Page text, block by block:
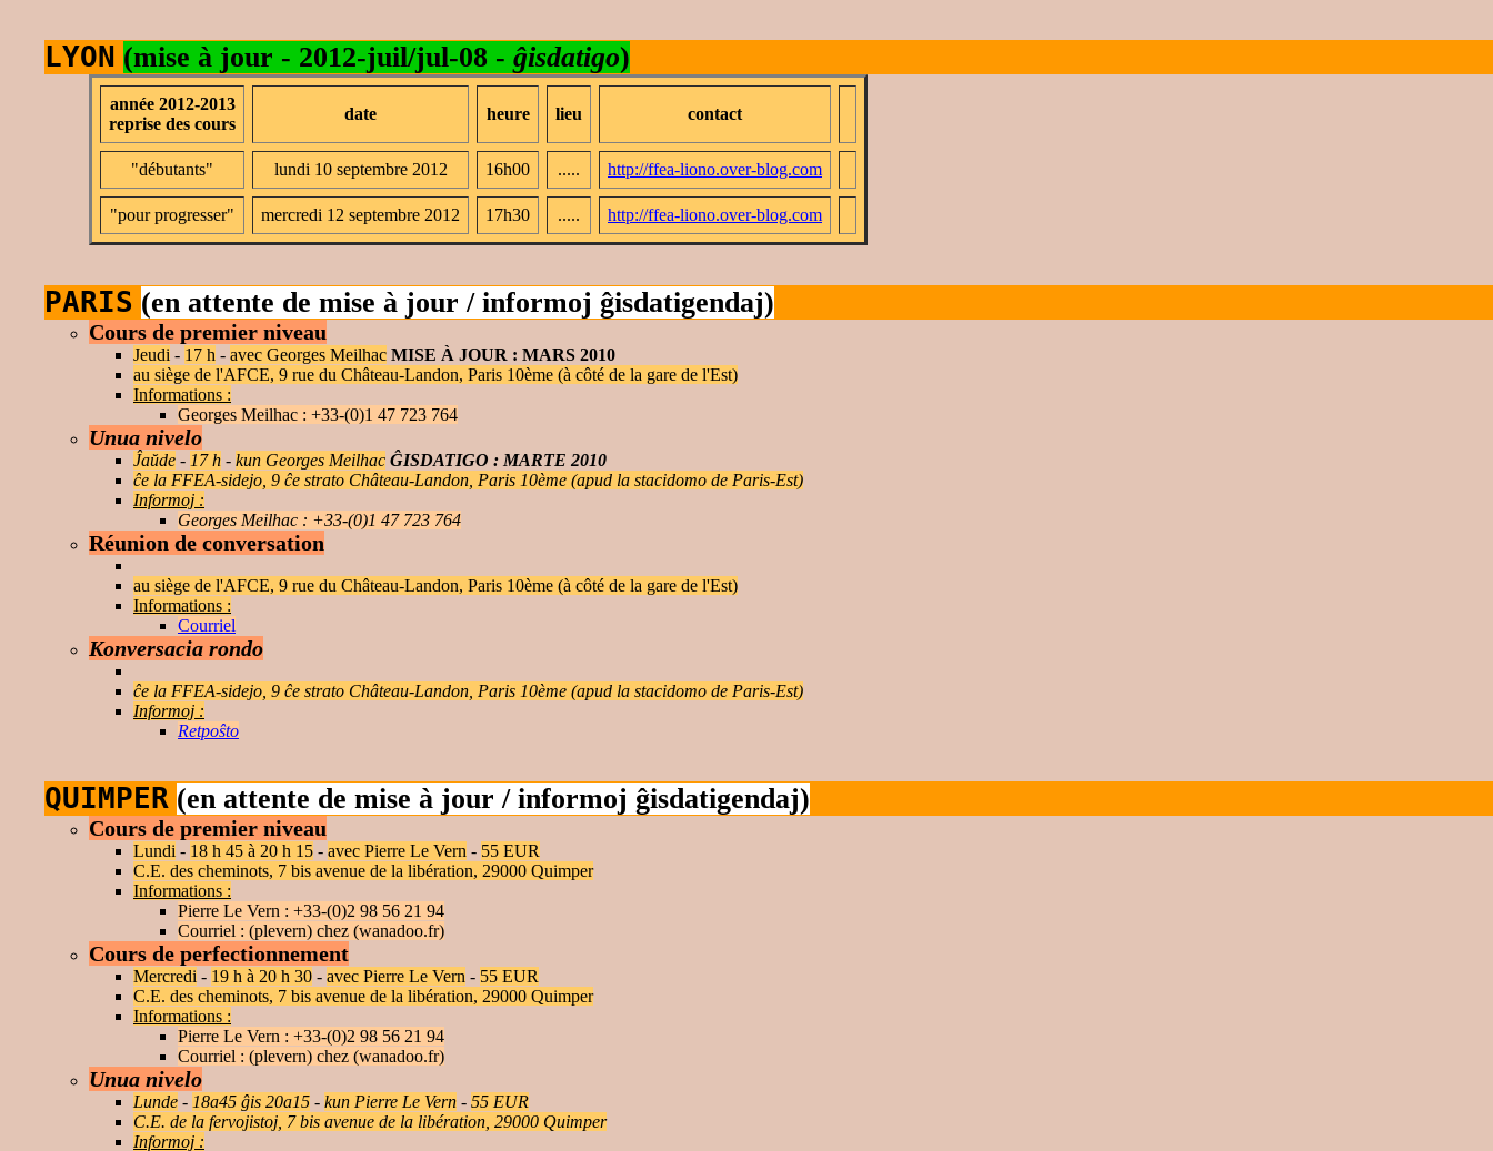
LYON (mise à jour - 2012-juil/jul-08 - ĝisdatigo)
année 2012-2013
reprise des cours
date heure lieu contact
"débutants" lundi 10 septembre 2012 16h00 ..... http://ffea-liono.over-blog.com
"pour progresser" mercredi 12 septembre 2012 17h30 ..... http://ffea-liono.over-blog.com
PARIS (en attente de mise à jour / informoj ĝisdatigendaj)
Cours de premier niveau
Jeudi - 17 h - avec Georges Meilhac MISE À JOUR : MARS 2010
au siège de l'AFCE, 9 rue du Château-Landon, Paris 10ème (à côté de la gare de l'Est)
Informations :
Georges Meilhac : +33-(0)1 47 723 764
Unua nivelo
Ĵaŭde - 17 h - kun Georges Meilhac ĜISDATIGO : MARTE 2010
ĉe la FFEA-sidejo, 9 ĉe strato Château-Landon, Paris 10ème (apud la stacidomo de Paris-Est)
Informoj :
Georges Meilhac : +33-(0)1 47 723 764
Réunion de conversation
au siège de l'AFCE, 9 rue du Château-Landon, Paris 10ème (à côté de la gare de l'Est)
Informations :
Courriel
Konversacia rondo
ĉe la FFEA-sidejo, 9 ĉe strato Château-Landon, Paris 10ème (apud la stacidomo de Paris-Est)
Informoj :
Retpoŝto
QUIMPER (en attente de mise à jour / informoj ĝisdatigendaj)
Cours de premier niveau
Lundi - 18 h 45 à 20 h 15 - avec Pierre Le Vern - 55 EUR
C.E. des cheminots, 7 bis avenue de la libération, 29000 Quimper
Informations :
Pierre Le Vern : +33-(0)2 98 56 21 94
Courriel : (plevern) chez (wanadoo.fr)
Cours de perfectionnement
Mercredi - 19 h à 20 h 30 - avec Pierre Le Vern - 55 EUR
C.E. des cheminots, 7 bis avenue de la libération, 29000 Quimper
Informations :
Pierre Le Vern : +33-(0)2 98 56 21 94
Courriel : (plevern) chez (wanadoo.fr)
Unua nivelo
Lunde - 18a45 ĝis 20a15 - kun Pierre Le Vern - 55 EUR
C.E. de la fervojistoj, 7 bis avenue de la libération, 29000 Quimper
Informoj :